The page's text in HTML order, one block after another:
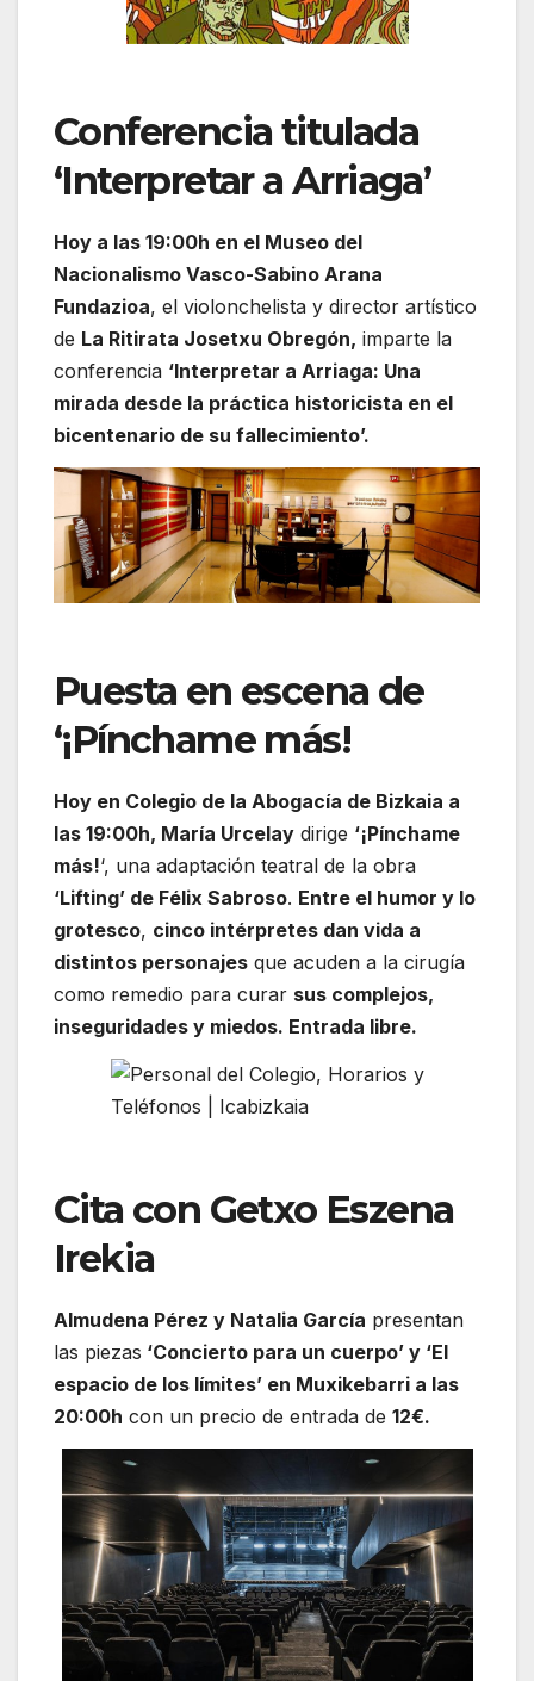
Conferencia titulada
‘Interpretar a Arriaga’
Hoy a las 19:00h en el Museo del
Nacionalismo Vasco-Sabino Arana
Fundazioa, el violonchelista y director artístico
de La Ritirata Josetxu Obregón, imparte la
conferencia ‘Interpretar a Arriaga: Una
mirada desde la práctica historicista en el
bicentenario de su fallecimiento’.
Puesta en escena de
‘¡Pínchame más!
Hoy en Colegio de la Abogacía de Bizkaia a
las 19:00h, María Urcelay dirige ‘¡Pínchame
más!‘, una adaptación teatral de la obra
‘Lifting’ de Félix Sabroso. Entre el humor y lo
grotesco, cinco intérpretes dan vida a
distintos personajes que acuden a la cirugía
como remedio para curar sus complejos,
inseguridades y miedos. Entrada libre.
Cita con Getxo Eszena
Irekia
Almudena Pérez y Natalia García presentan
las piezas ‘Concierto para un cuerpo’ y ‘El
espacio de los límites’ en Muxikebarri a las
20:00h con un precio de entrada de 12€.